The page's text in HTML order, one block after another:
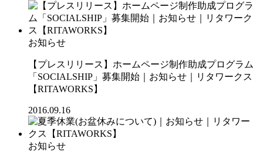
お知らせ
【プレスリリース】ホームページ制作助成プログラム
「SOCIALSHIP」募集開始｜お知らせ｜リタワークス
【RITAWORKS】
2016.09.16
お知らせ